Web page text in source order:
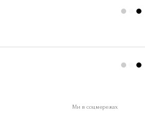
Ми в соцмережах